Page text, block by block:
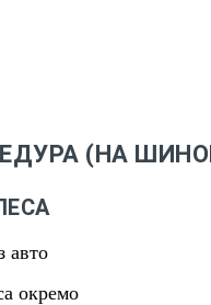
(НА
авто
окремо